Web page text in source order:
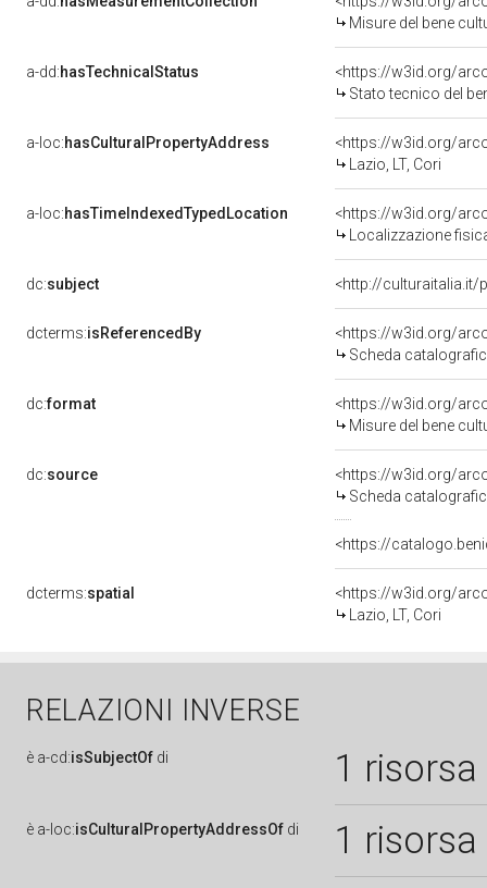
Misure del bene
a-dd:hasTechnicalStatus
<https://w3id.org/
Stato tecnico del
a-loc:hasCulturalPropertyAddress
<https://w3id.org/
Lazio, LT, Cori
a-loc:hasTimeIndexedTypedLocation
<https://w3id.org/
Localizzazione
dc:subject <http://culturaitalia.it/
dcterms:isReferencedBy
<https://w3id.org/
Scheda
dc:format
<https://w3id.org/
Misure del bene
dc:source
<https://w3id.org/
Scheda
<https://
dcterms:spatial
<https://w3id.org/
Lazio, LT, Cori
RELAZIONI INVERSE
è a-cd:isSubjectOf di 1 risorsa
è a-loc:isCulturalPropertyAddressOf di 1 risorsa